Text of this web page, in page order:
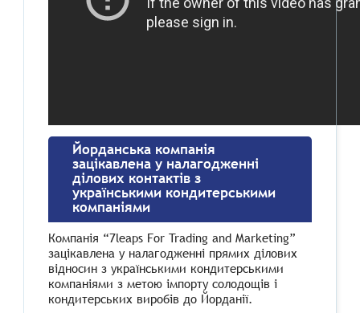
Йорданська компанія
зацікавлена у налагодженні
ділових контактів з
українськими кондитерськими
компаніями
Компанія “7leaps For Trading and Marketing”
зацікавлена у налагодженні прямих ділових
відносин з українськими кондитерськими
компаніями з метою імпорту солодощів і
кондитерських виробів до Йорданії.